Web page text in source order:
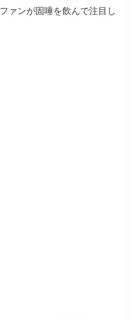
ァンが固唾を飲んで注目し